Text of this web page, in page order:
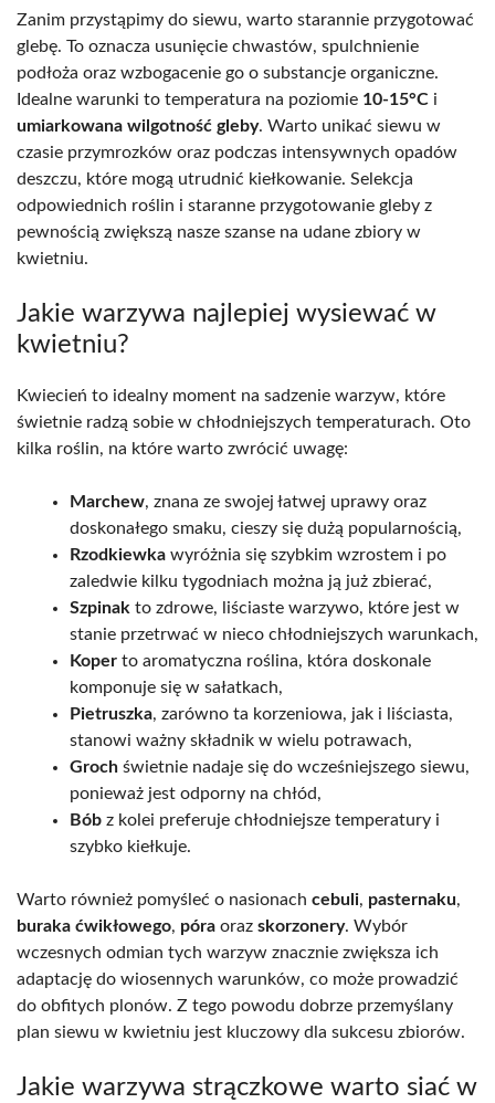
Zanim przystąpimy do siewu, warto starannie przygotować
glebę. To oznacza usunięcie chwastów, spulchnienie
podłoża oraz wzbogacenie go o substancje organiczne.
Idealne warunki to temperatura na poziomie 10-15°C i
umiarkowana wilgotność gleby. Warto unikać siewu w
czasie przymrozków oraz podczas intensywnych opadów
deszczu, które mogą utrudnić kiełkowanie. Selekcja
odpowiednich roślin i staranne przygotowanie gleby z
pewnością zwiększą nasze szanse na udane zbiory w
kwietniu.
Jakie warzywa najlepiej wysiewać w
kwietniu?
Kwiecień to idealny moment na sadzenie warzyw, które
świetnie radzą sobie w chłodniejszych temperaturach. Oto
kilka roślin, na które warto zwrócić uwagę:
Marchew, znana ze swojej łatwej uprawy oraz
doskonałego smaku, cieszy się dużą popularnością,
Rzodkiewka wyróżnia się szybkim wzrostem i po
zaledwie kilku tygodniach można ją już zbierać,
Szpinak to zdrowe, liściaste warzywo, które jest w
stanie przetrwać w nieco chłodniejszych warunkach,
Koper to aromatyczna roślina, która doskonale
komponuje się w sałatkach,
Pietruszka, zarówno ta korzeniowa, jak i liściasta,
stanowi ważny składnik w wielu potrawach,
Groch świetnie nadaje się do wcześniejszego siewu,
ponieważ jest odporny na chłód,
Bób z kolei preferuje chłodniejsze temperatury i
szybko kiełkuje.
Warto również pomyśleć o nasionach cebuli, pasternaku,
buraka ćwikłowego, póra oraz skorzonery. Wybór
wczesnych odmian tych warzyw znacznie zwiększa ich
adaptację do wiosennych warunków, co może prowadzić
do obfitych plonów. Z tego powodu dobrze przemyślany
plan siewu w kwietniu jest kluczowy dla sukcesu zbiorów.
Jakie warzywa strączkowe warto siać w